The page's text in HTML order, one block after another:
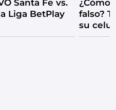
Santa Fe vs.
Liga BetPlay
¿Cómo
falso?
su